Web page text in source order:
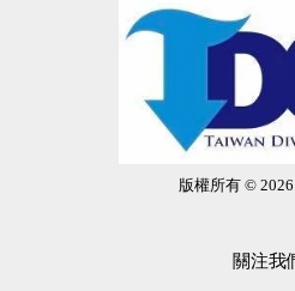
版權所有 ©
關注我